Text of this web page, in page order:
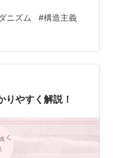
は、「ポスト構造主
そうした日常の気
です。 たとえば、こ
車で見かける「優先
語。「これってマナ
優先』って誰…
ニズム #構造主義
りやすく解説！